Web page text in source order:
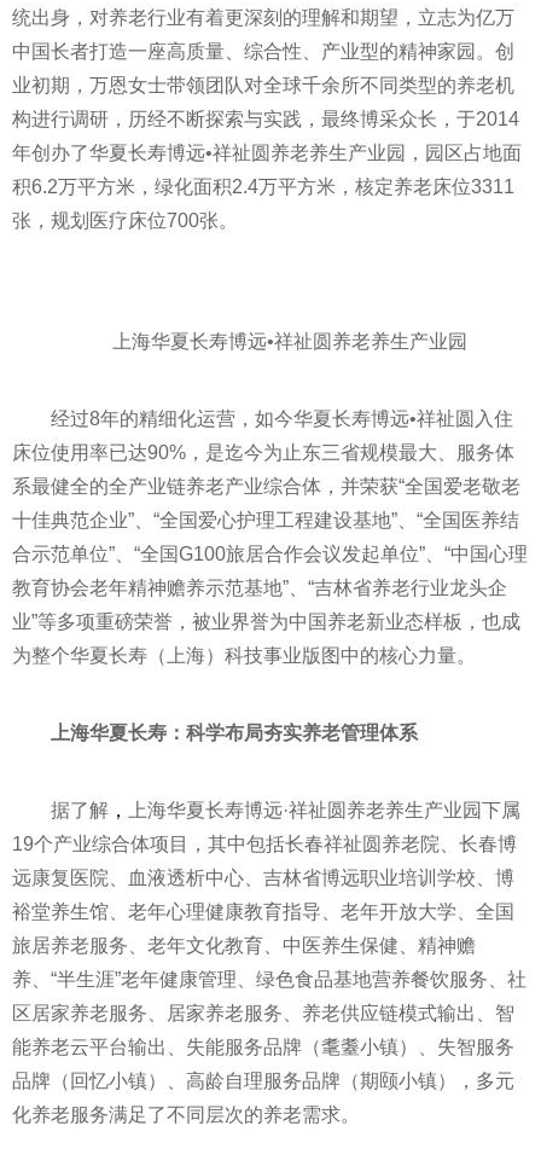
统出身，对养老行业有着更深刻的理解和期望，立志为亿万
中国长者打造一座高质量、综合性 、产业型的精神家园。创
业初期，万恩女士带领团队对全球千余所不同类型的养老机
构进行调研，历经不断探索与实践，最终博采众长，于2014
年创办了华夏长寿博远•祥祉圆养老养生产业园，园区占地面
积6.2万平方米，绿化面积2.4万平方米，核定养老床位3311
张，规划医疗床位700张。
上海华夏长寿博远•祥祉圆养老养生产业园
经过8年的精细化运营，如今华夏长寿博远•祥祉圆入住
床位使用率已达90%，是迄今为止东三省规模最大、服务体
系最健全的全产业链养老产业综合体，并荣获“全国爱老敬老
十佳典范企业”、“全国爱心护理工程建设基地”、“全国医养结
合示范单位”、“全国G100旅居合作会议发起单位”、“中国心理
教育协会老年精神赡养示范基地”、“吉林省养老行业龙头企
业”等多项重磅荣誉，被业界誉为中国养老新业态样板，也成
为整个华夏长寿（上海）科技事业版图中的核心力量。
上海华夏长寿： 科学布局夯实养老管理体系
据了解 ，
上海华夏长寿博远·祥祉圆养老养生产业园下属
19个产业综合体项目，其中包括长春祥祉圆养老院、长春博
远康复医院、血液透析中心、吉林省博远职业培训学校、博
裕堂养生馆、老年心理健康教育指导、老年开放大学、全国
旅居养老服务、老年文化教育、中医养生保健、 精神赡
养、“半生涯”老年健康管理、绿色食品基地营养餐饮服务、社
区居家养老服务、居家养老服务、养老供应链模式输出、智
能养老云平台输出、失能服务品牌（耄耋小镇）、失智服务
品牌（回忆小镇）、高龄自理服务品牌（期颐小镇），多元
化养老服务满足了不同层次的养老需求。